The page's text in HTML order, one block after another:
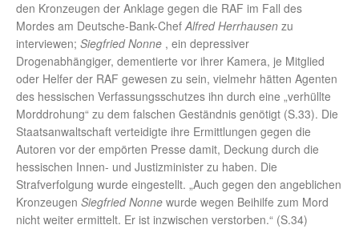
den Kronzeugen der Anklage gegen die RAF im Fall des
Mordes am Deutsche-Bank-ChefAlfred Herrhausen zu
interviewen; Siegfried Nonne , ein depressiver
Drogenabhängiger, dementierte vor ihrer Kamera, je Mitglied
oder Helfer der RAF gewesen zu sein, vielmehr hätten Agenten
des hessischen Verfassungsschutzes ihn durch eine „verhüllte
Morddrohung“ zu dem falschen Geständnis genötigt (S.33). Die
Staatsanwaltschaft verteidigte ihre Ermittlungen gegen die
Autoren vor der empörten Presse damit, Deckung durch die
hessischen Innen- und Justizminister zu haben. Die
Strafverfolgung wurde eingestellt. „Auch gegen den angeblichen
Kronzeugen Siegfried Nonne wurde wegen Beihilfe zum Mord
nicht weiter ermittelt. Er ist inzwischen verstorben.“ (S.34)